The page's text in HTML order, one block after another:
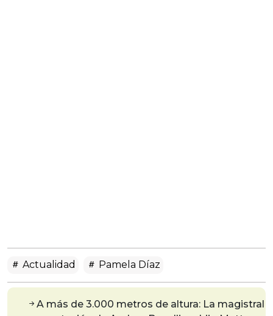
Actualidad Pamela Díaz
A más de 3.000 metros de altura: La magistral